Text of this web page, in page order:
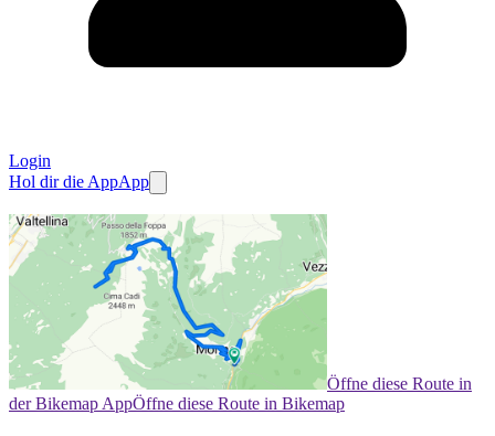
Login
Hol dir die AppApp
Öffne diese Route in
der Bikemap AppÖffne diese Route in Bikemap